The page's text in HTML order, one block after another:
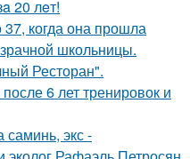
20 лeт!
когда она прошла
школьницы.
Ресторан".
6 лет тренировок и
экс -